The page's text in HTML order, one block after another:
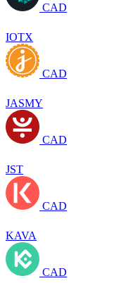
CAD
IOTX
CAD
JASMY
CAD
JST
CAD
KAVA
CAD